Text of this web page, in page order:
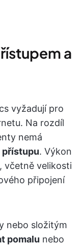
a
vyžadují pro
Na rozdíl
nemá
. Výkon
včetně velikosti
připojení
nebo složitým
pomalu nebo